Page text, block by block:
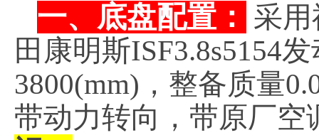
一、底盘配置：
采
田康明斯ISF3.8s5154
3800(mm)，整备质量
带动力转向，带原厂空